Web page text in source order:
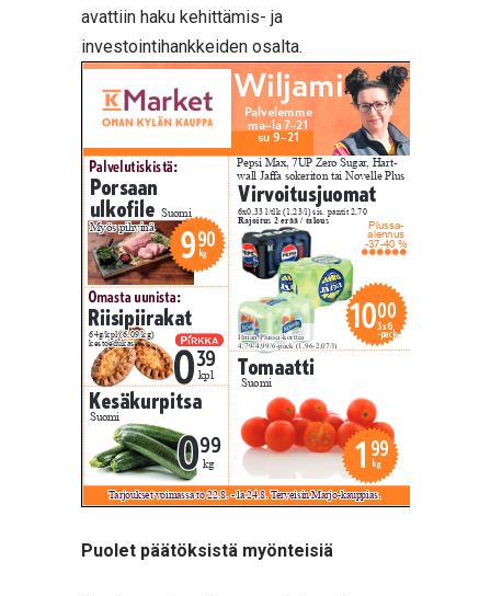
avattiin haku kehittämis- ja
investointihankkeiden osalta.
Puolet päätöksistä myönteisiä